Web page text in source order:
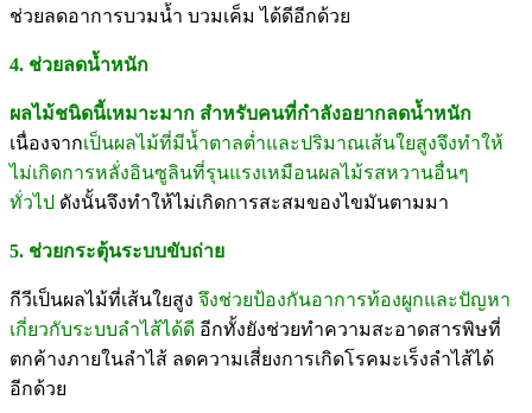
ช่วยลดอาการบวมน้ำ บวมเค็ม ได้ดีอีกด้วย
4. ช่วยลดน้ำหนัก
ผลไม้ชนิดนี้เหมาะมาก สำหรับคนที่กำลังอยากลดน้ำหนัก
เนื่องจากเป็นผลไม้ที่มีน้ำตาลต่ำและปริมาณเส้นใยสูงจึงทำให้
ไม่เกิดการหลั่งอินซูลินที่รุนแรงเหมือนผลไม้รสหวานอื่นๆ
ทั่วไป ดังนั้นจึงทำให้ไม่เกิดการสะสมของไขมันตามมา
5. ช่วยกระตุ้นระบบขับถ่าย
กีวีเป็นผลไม้ที่เส้นใยสูง จึงช่วยป้องกันอาการท้องผูกและปัญหา
เกี่ยวกับระบบลำไส้ได้ดี อีกทั้งยังช่วยทำความสะอาดสารพิษที่
ตกค้างภายในลำไส้ ลดความเสี่ยงการเกิดโรคมะเร็งลำไส้ได้
อีกด้วย